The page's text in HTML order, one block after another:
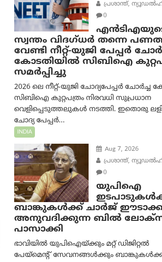
പ്രശാന്ത്,
0
സ്വന്തം വിദഗ്ധർ തന്നെ
വേണ്ടി നീറ്റ്-യു‌ജി പേപ്പർ
കോടതിയില്‍ സിബിഐ
സമര്‍പ്പിച്ചു
2026 ലെ നീറ്റ്-യുജി ചോദ്യപേപ്പർ ചോർച്ച
സിബിഐ കുറ്റപത്രം നിരവധി സുപ്രധാന
വെളിപ്പെടുത്തലുകൾ നടത്തി. ഇതൊരു
ചോദ്യ പേപ്പർ...
INDIA
Aug 7, 2026
പ്രശാന്ത്,
0
യുപിഐ
ബാങ്കുകൾക്ക് ചാർജ്
അനുവദിക്കുന്ന ബിൽ
പാസാക്കി
ഭാവിയിൽ യുപിഐയ്ക്കും മറ്റ് ഡിജിറ്റൽ
പേയ്‌മെന്റ് സേവനങ്ങൾക്കും